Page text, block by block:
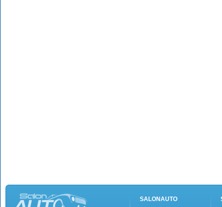
SALONAUTO